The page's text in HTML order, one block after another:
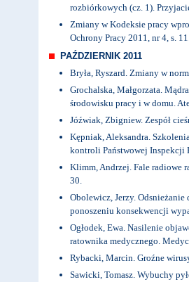
rozbiórkowych (cz. 1).
Zmiany w Kodeksie pracy
Ochrony Pracy 2011, nr 4, s.
PAŹDZIERNIK 2011
Bryła, Ryszard. Zmiany w
Grochalska, Małgorzata.
środowisku pracy i w domu.
Jóźwiak, Zbigniew. Zespół
Kępniak, Aleksandra.
kontroli Państwowej Inspekcji
Klimm, Andrzej. Fale radiowe
30.
Obolewicz, Jerzy.
ponoszeniu konsekwencji
Ogłodek, Ewa. Nasilenie
ratownika medycznego.
Rybacki, Marcin. Groźne
Sawicki, Tomasz. Wybuchy